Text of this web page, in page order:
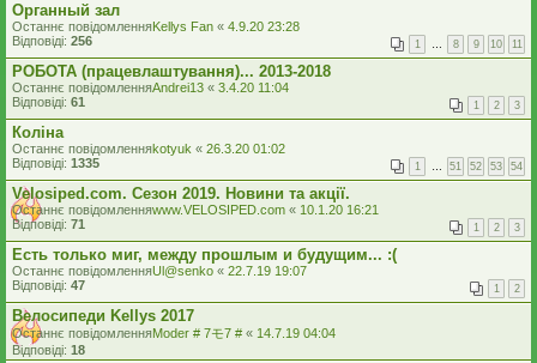
Органный зал
Останнє повідомленняKellys Fan « 4.9.20 23:28
Відповіді: 256 1 … 8 9 10 11
РОБОТА (працевлаштування)... 2013-2018
Останнє повідомленняAndrei13 « 3.4.20 11:04
Відповіді: 61 1 2 3
Коліна
Останнє повідомленняkotyuk « 26.3.20 01:02
Відповіді: 1335 1 … 51 52 53 54
Velosiped.com. Сезон 2019. Новини та акції.
Останнє повідомленняwww.VELOSIPED.com « 10.1.20 16:21
Відповіді: 71 1 2 3
Есть только миг, между прошлым и будущим... :(
Останнє повідомленняUl@senko « 22.7.19 19:07
Відповіді: 47 1 2
Велосипеди Kellys 2017
Останнє повідомленняModer # 7モ7 # « 14.7.19 04:04
Відповіді: 18